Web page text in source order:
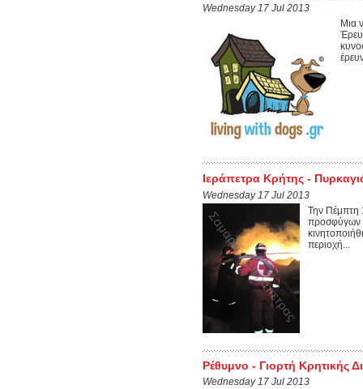
Wednesday 17 Jul 2013
Μια
Ιεράπετρα Κρήτης -
Wednesday 17 Jul 2013
Την Πέμπτη
προσφύγων
περιοχή...
Ρέθυμνο - Γιορτή Κρητικής
Wednesday 17 Jul 2013